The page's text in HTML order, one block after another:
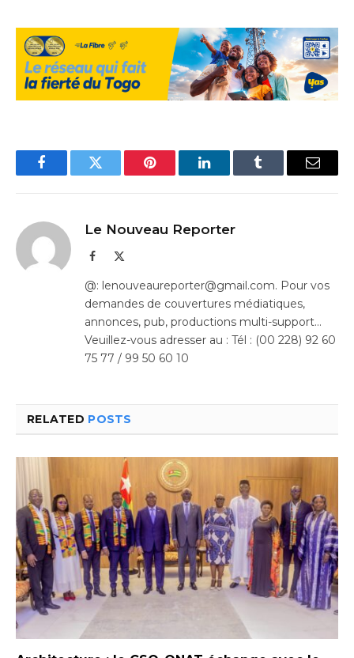
FacebookTwitter Pinterest LinkedInTumblr Email
Le Nouveau Reporter
Facebook
@: lenouveaureporter@gmail.com. Pour vos
demandes de couvertures médiatiques,
annonces, pub, productions multi-support…
Veuillez-vous adresser au : Tél : (00 228) 92 60
75 77 / 99 50 60 10
RELATED POSTS